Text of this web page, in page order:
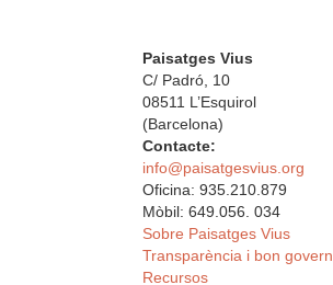
Paisatges Vius
C/ Padró, 10
08511 L’Esquirol
(Barcelona)
Contacte:
info@paisatgesvius.org
Oficina: 935.210.879
Mòbil: 649.056. 034
Sobre Paisatges Vius
Transparència i bon govern
Recursos